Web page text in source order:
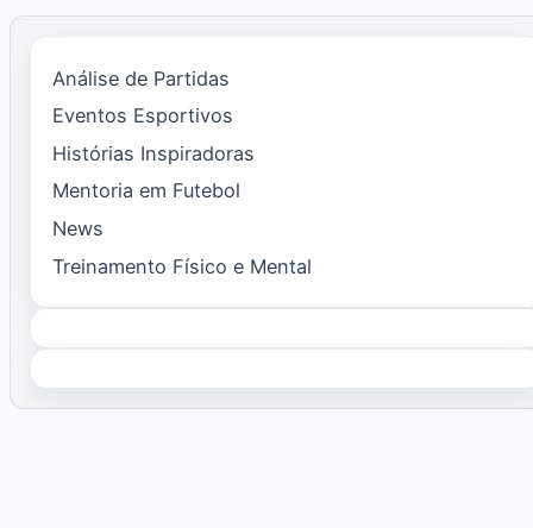
Análise de Partidas
Eventos Esportivos
Histórias Inspiradoras
Mentoria em Futebol
News
Treinamento Físico e Mental